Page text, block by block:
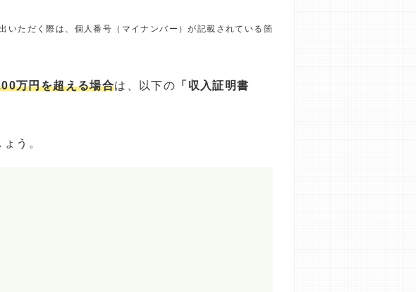
ただく際は、個人番号（マイナンバー）が記載されている箇
万円を超える場合は、以下の 「収入証明書
う。